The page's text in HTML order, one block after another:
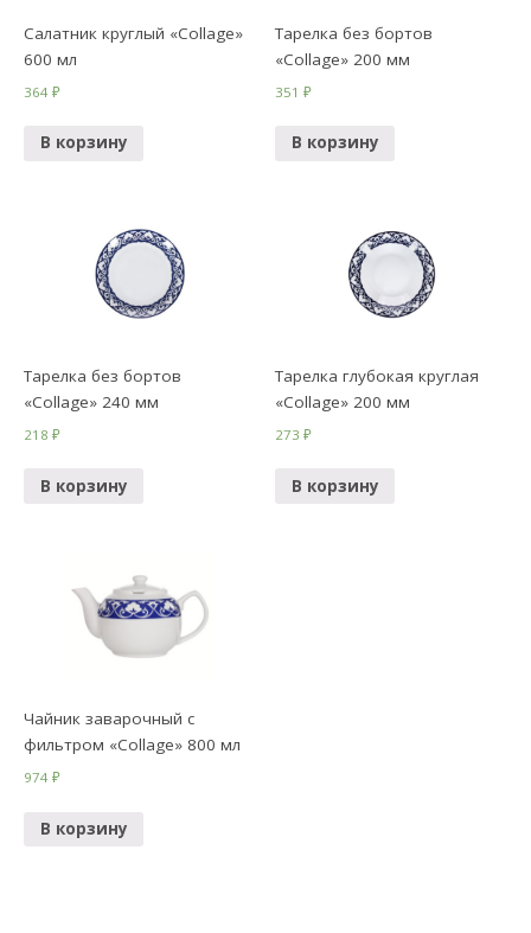
Салатник круглый «Collage»
600 мл
364₽
В корзину
Тарелка без бортов
«Collage» 200 мм
351₽
В корзину
Тарелка без бортов
«Collage» 240 мм
218₽
В корзину
Тарелка глубокая круглая
«Collage» 200 мм
273₽
В корзину
Чайник заварочный с
фильтром «Collage» 800 мл
974₽
В корзину